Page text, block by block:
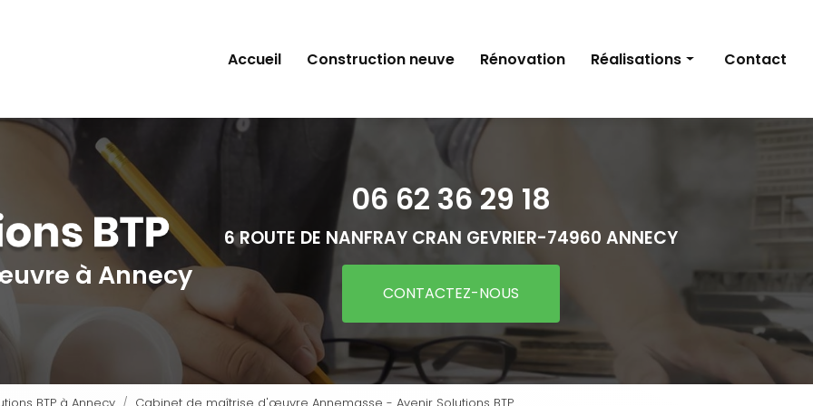
Accueil Construction neuve Rénovation Réalisations Contact
à Annecy
06 62 36 29 18
6 ROUTE DE NANFRAY CRAN GEVRIER-74960 ANNECY
CONTACTEZ-NOUS